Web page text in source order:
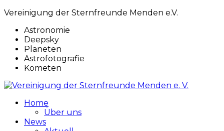
Vereinigung der Sternfreunde Menden e.V.
Astronomie
Deepsky
Planeten
Astrofotografie
Kometen
Home
Über uns
News